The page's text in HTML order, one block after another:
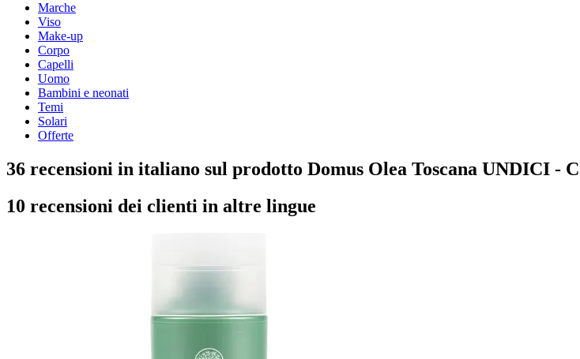
Marche
Viso
Make-up
Corpo
Capelli
Uomo
Bambini e neonati
Temi
Solari
Offerte
36 recensioni in italiano sul prodotto Domus Olea Toscana UNDICI -
10 recensioni dei clienti in altre lingue